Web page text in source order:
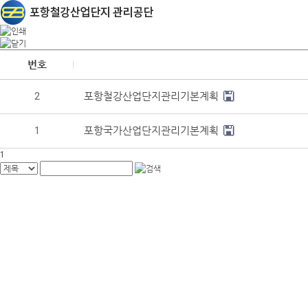
번호
2 포항철강산업단지관리기본계획
1 포항국가산업단지관리기본계획
1